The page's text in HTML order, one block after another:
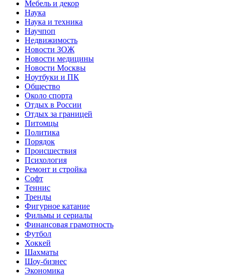
Мебель и декор
Наука
Наука и техника
Научпоп
Недвижимость
Новости ЗОЖ
Новости медицины
Новости Москвы
Ноутбуки и ПК
Общество
Около спорта
Отдых в России
Отдых за границей
Питомцы
Политика
Порядок
Происшествия
Психология
Ремонт и стройка
Софт
Теннис
Тренды
Фигурное катание
Фильмы и сериалы
Финансовая грамотность
Футбол
Хоккей
Шахматы
Шоу-бизнес
Экономика